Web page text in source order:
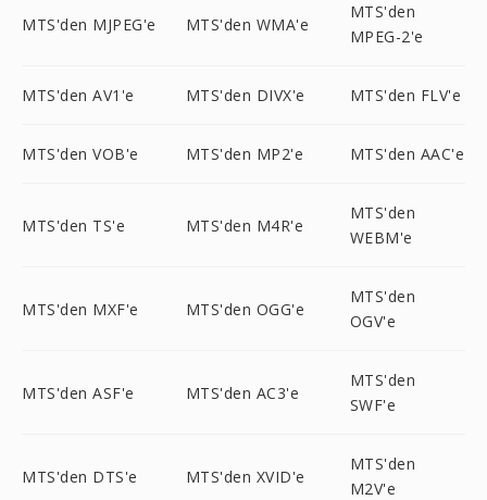
MTS'den MJPEG'e MTS'den WMA'e
MTS'den
MPEG-2'e
MTS'den AV1'e MTS'den DIVX'e MTS'den FLV'e
MTS'den VOB'e MTS'den MP2'e MTS'den AAC'e
MTS'den TS'e MTS'den M4R'e
MTS'den
WEBM'e
MTS'den MXF'e MTS'den OGG'e
MTS'den
OGV'e
MTS'den ASF'e MTS'den AC3'e
MTS'den
SWF'e
MTS'den DTS'e MTS'den XVID'e
MTS'den
M2V'e